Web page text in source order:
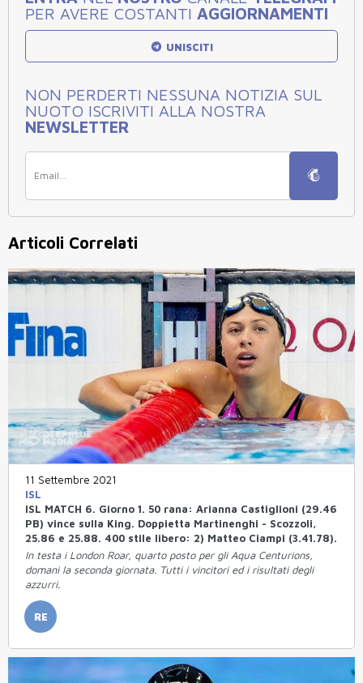
PER AVERE COSTANTI AGGIORNAMENTI
UNISCITI
NON PERDERTI NESSUNA NOTIZIA SUL
NUOTO ISCRIVITI ALLA NOSTRA
NEWSLETTER
Articoli Correlati
11 Settembre 2021
ISL
ISL MATCH 6. Giorno 1. 50 rana: Arianna Castiglioni (29.46
PB) vince sulla King. Doppietta Martinenghi - Scozzoli,
25.86 e 25.88. 400 stile libero: 2) Matteo Ciampi (3.41.78).
In testa i London Roar, quarto posto per gli Aqua Centurions,
domani la seconda giornata. Tutti i vincitori ed i risultati degli
azzurri.
RE